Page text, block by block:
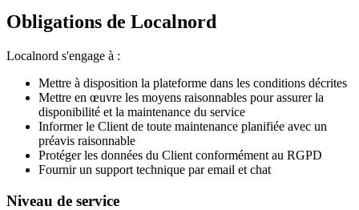
Obligations de Localnord
Localnord s'engage à :
Mettre à disposition la plateforme dans les conditions décrites
Mettre en œuvre les moyens raisonnables pour assurer la
disponibilité et la maintenance du service
Informer le Client de toute maintenance planifiée avec un
préavis raisonnable
Protéger les données du Client conformément au RGPD
Fournir un support technique par email et chat
Niveau de service